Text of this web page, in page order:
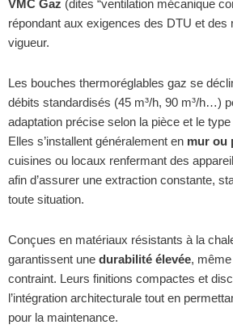
VMC Gaz (dites “ventilation mécanique
répondant aux exigences des DTU et des
vigueur.
Les bouches thermoréglables gaz se
débits standardisés (45 m³/h, 90 m³/h…)
adaptation précise selon la pièce et le type
Elles s’installent généralement en mur ou
cuisines ou locaux renfermant des
afin d’assurer une extraction constante,
toute situation.
Conçues en matériaux résistants à la
garantissent une durabilité élevée,
contraint. Leurs finitions compactes et
l’intégration architecturale tout en
pour la maintenance.